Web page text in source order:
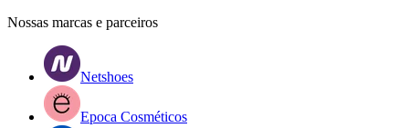
Nossas marcas e parceiros
Netshoes
Epoca Cosméticos